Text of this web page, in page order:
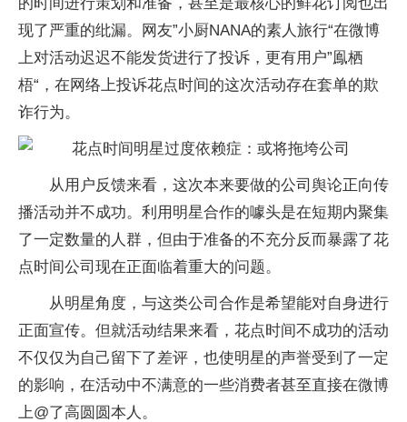
现了严重的纰漏。网友”小厨NANA的素人旅行“在微博
上对活动迟迟不能发货进行了投诉，更有用户”鳯栖
梧“，在网络上投诉花点时间的这次活动存在套单的欺
诈行为。
从用户反馈来看，这次本来要做的公司舆论正向传
播活动并不成功。利用明星合作的噱头是在短期内聚集
了一定数量的人群，但由于准备的不充分反而暴露了花
点时间公司现在正面临着重大的问题。
从明星角度，与这类公司合作是希望能对自身进行
正面宣传。但就活动结果来看，花点时间不成功的活动
不仅仅为自己留下了差评，也使明星的声誉受到了一定
的影响，在活动中不满意的一些消费者甚至直接在微博
上@了高圆圆本人。